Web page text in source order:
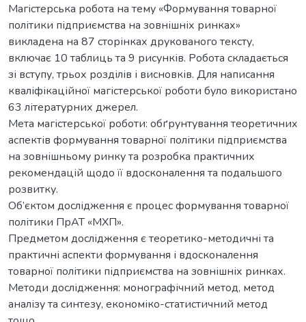
Магістерська робота на тему «Формування товарної
політики підприємства на зовнішніх ринках»
викладена на 87 сторінках друкованого тексту,
включає 10 таблиць та 9 рисунків. Робота складається
зі вступу, трьох розділів і висновків. Для написання
кваліфікаційної магістерської роботи було використано
63 літературних джерел.
Мета магістерської роботи: обґрунтування теоретичних
аспектів формування товарної політики підприємства
на зовнішньому ринку та розробка практичних
рекомендацій щодо її вдосконалення та подальшого
розвитку.
Об’єктом дослідження є процес формування товарної
політики ПрАТ «МХП».
Предметом дослідження є теоретико-методичні та
практичні аспекти формування і вдосконалення
товарної політики підприємства на зовнішніх ринках.
Методи дослідження: монографічний метод, метод
аналізу та синтезу, економіко-статистичний метод